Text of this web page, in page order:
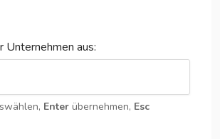
Unternehmen aus:
Enter übernehmen, Esc